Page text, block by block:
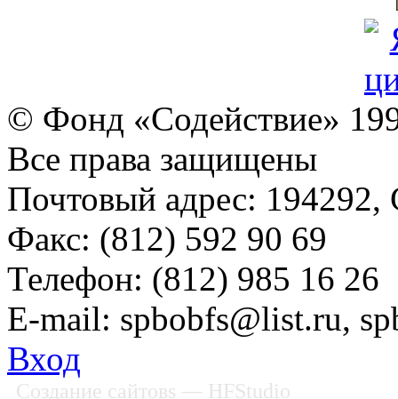
© Фонд «Содействие»
Все права защищены
Почтовый адрес: 194292,
Факс: (812) 592 90 69
Телефон: (812) 985 16 26
E-mail: spbobfs@list.ru,
Вход
Создание сайтовs — HFStudio